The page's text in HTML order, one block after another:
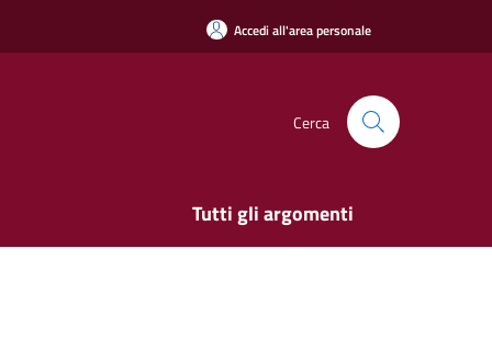
Accedi all'area personale
Cerca
Tutti gli argomenti